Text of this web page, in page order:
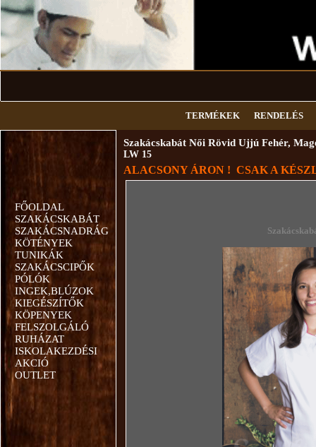
TERMÉKEK RENDELÉS
FŐOLDAL
SZAKÁCSKABÁT
SZAKÁCSNADRÁG
KÖTÉNYEK
TUNIKÁK
SZAKÁCSCIPŐK
PÓLÓK
INGEK,BLÚZOK
KIEGÉSZÍTŐK
KÖPENYEK
FELSZOLGÁLÓ
RUHÁZAT
ISKOLAKEZDÉSI
AKCIÓ
OUTLET
Szakácskabát Női Rövid Ujjú Fehér,
LW 15
ALACSONY ÁRON ! CSAK A